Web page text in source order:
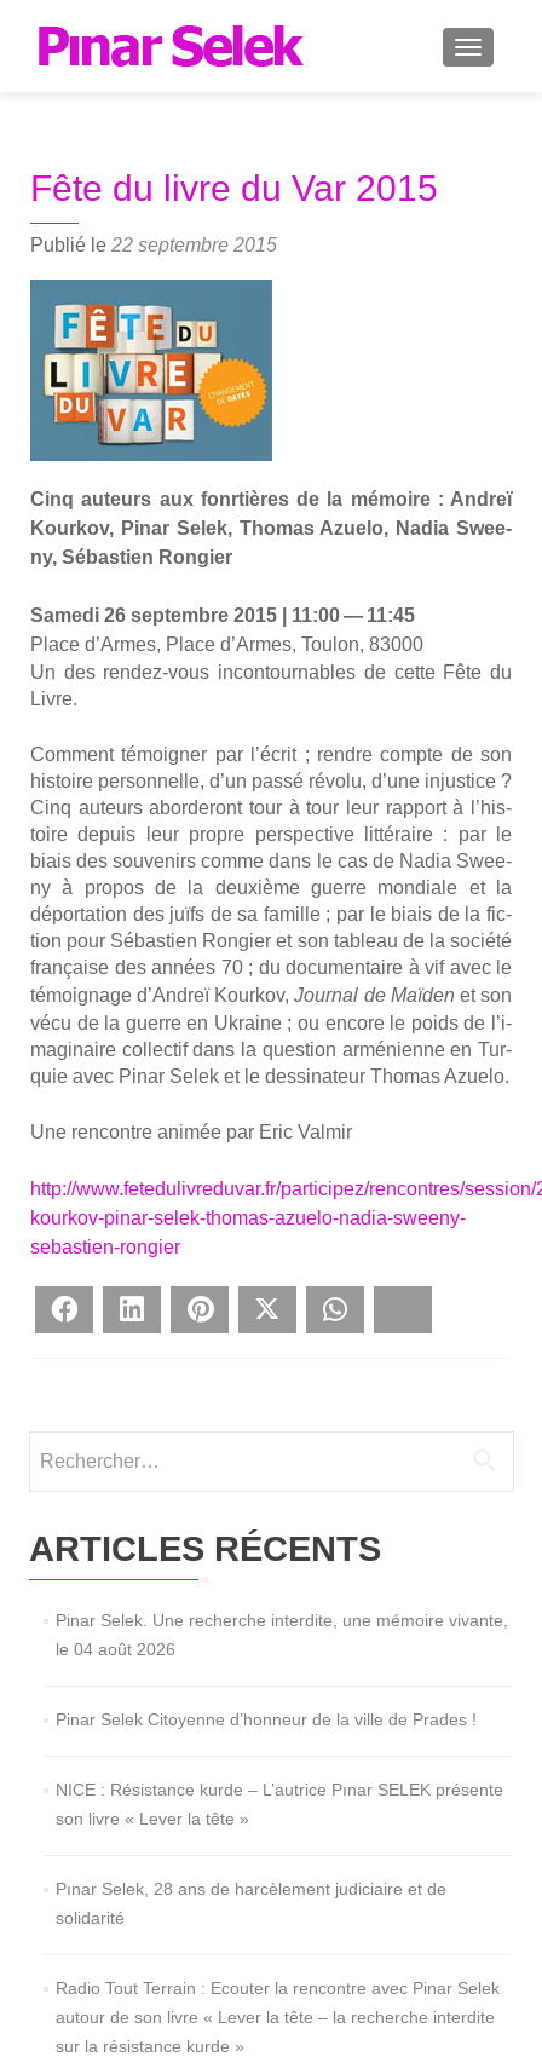
Fête du livre du Var 2015
Publié le 22 septembre 2015
Cinq auteurs aux fonr­tières de la mémoire : Andreï
Kour­kov, Pinar Selek, Tho­mas Azue­lo, Nadia Swee­
ny, Sébas­tien Ron­gier
Same­di 26 sep­tembre 2015 | 11:00 — 11:45
Place d’Armes, Place d’Armes, Tou­lon, 83000
Un des ren­dez-vous incon­tour­nables de cette Fête du
Livre.
Com­ment témoi­gner par l’é­crit ; rendre compte de son
his­toire per­son­nelle, d’un pas­sé révo­lu, d’une injus­tice ?
Cinq auteurs abor­de­ront tour à tour leur rap­port à l’his­
toire depuis leur propre pers­pec­tive lit­té­raire : par le
biais des sou­ve­nirs comme dans le cas de Nadia Swee­
ny à pro­pos de la deuxième guerre mon­diale et la
dépor­ta­tion des juïfs de sa famille ; par le biais de la fic­
tion pour Sébas­tien Ron­gier et son tableau de la socié­té
fran­çaise des années 70 ; du docu­men­taire à vif avec le
témoi­gnage d’An­dreï Kour­kov,Jour­nal de Maï­den et son
vécu de la guerre en Ukraine ; ou encore le poids de l’i­
ma­gi­naire col­lec­tif dans la ques­tion armé­nienne en Tur­
quie avec Pinar Selek et le des­si­na­teur Tho­mas Azue­lo.
Une ren­contre ani­mée par Eric Val­mir
http://www.fetedulivreduvar.fr/participez/rencontres/
kourkov-pinar-selek-thomas-azuelo-nadia-sweeny-
sebastien-rongier
Face­bookLin­ke­dIn Pin­te­rest Twit­ter
ARTICLES RÉCENTS
Pinar Selek. Une recherche interdite, une mémoire vivante,
le 04 août 2026
Pinar Selek Citoyenne d’honneur de la ville de Prades !
NICE : Résistance kurde – L’autrice Pınar SELEK présente
son livre « Lever la tête »
Pınar Selek, 28 ans de harcèlement judiciaire et de
solidarité
Radio Tout Terrain : Ecouter la rencontre avec Pinar Selek
autour de son livre « Lever la tête – la recherche interdite
sur la résistance kurde »